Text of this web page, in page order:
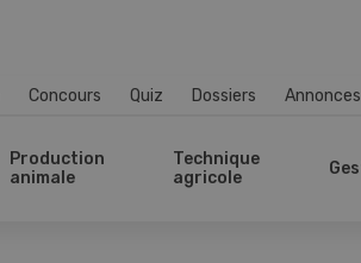
Concours Quiz Dossiers Annonces
Production
animale
Technique
agricole